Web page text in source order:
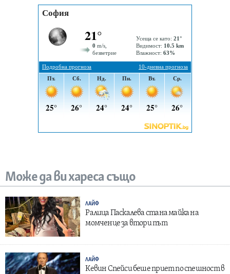
Може да ви хареса също
ЛАЙФ
Ралица Паскалева стана майка на
момченце за втори път
ЛАЙФ
Кевин Спейси беше приет по спешност в